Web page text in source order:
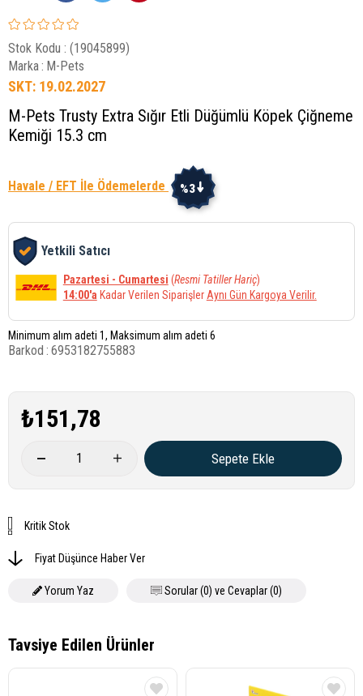
Stok Kodu
(19045899)
Marka: M-Pets
SKT: 19.02.2027
M-Pets Trusty Extra Sığır Etli Düğümlü Köpek Çiğneme
Kemiği 15.3 cm
Havale / EFT İle Ödemelerde %3
Yetkili Satıcı
Pazartesi - Cumartesi (Resmi Tatiller Hariç)
14:00'a Kadar Verilen Siparişler Aynı Gün Kargoya Verilir.
Minimum alım adeti 1, Maksimum alım adeti 6
Barkod : 6953182755883
₺151,78
Kritik Stok
Fiyat Düşünce Haber Ver
Yorum Yaz Sorular (0) ve Cevaplar (0)